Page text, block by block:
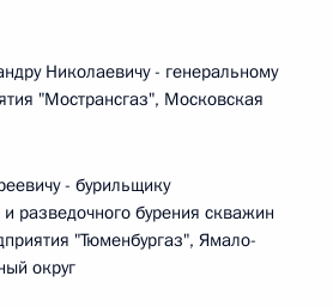
Николаевичу - генеральному
"Мострансгаз", Московская
- бурильщику
разведочного бурения скважин
"Тюменбургаз", Ямало-
округ